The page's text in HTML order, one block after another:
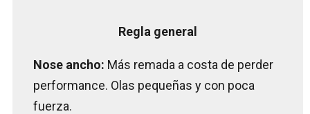
Regla general
Nose ancho: Más remada a costa de perder
performance. Olas pequeñas y con poca
fuerza.